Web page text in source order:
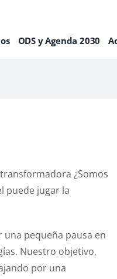
ODS y Agenda 2030
¿Somos
puede jugar la
pequeña pausa en
Nuestro objetivo,
por una